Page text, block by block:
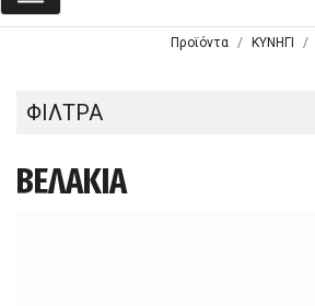
Προϊόντα ΚΥΝΗΓΙ
ΦΙΛΤΡΑ
ΒΕΛΑΚΙΑ